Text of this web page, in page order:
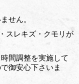
せん。
スレキズ・クモリが
間調整を実施して
御安心下さいま